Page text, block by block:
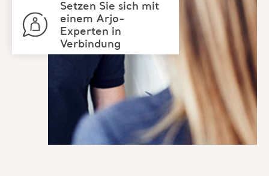
Setzen Sie sich mit
einem Arjo-
Experten in
Verbindung